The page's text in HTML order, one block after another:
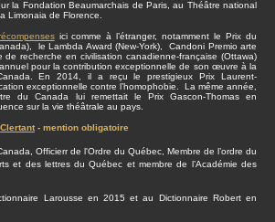
la Fondation Beaumarchais de Paris, au Théâtre national
Limonaia de Florence.
ici comme à l’étranger, notamment le Prix du
le Lambda Award (New-York), Candoni Premio arte
recherche en civilisation canadienne-française (Ottawa)
pour la contribution exceptionnelle de son œuvre à la
En 2014, il a reçu le prestigieux Prix Laurent-
exceptionnelle contre l’homophobie. La même année,
du Canada lui remettait le Prix Gascon-Thomas en
sur la vie théâtrale au pays.
- mention obligatoire
Officierr de l'Ordre du Québec, Membre de l’ordre du
et des lettres du Québec et membre de l’Académie des
Larousse en 2015 et au Dictionnaire Robert en